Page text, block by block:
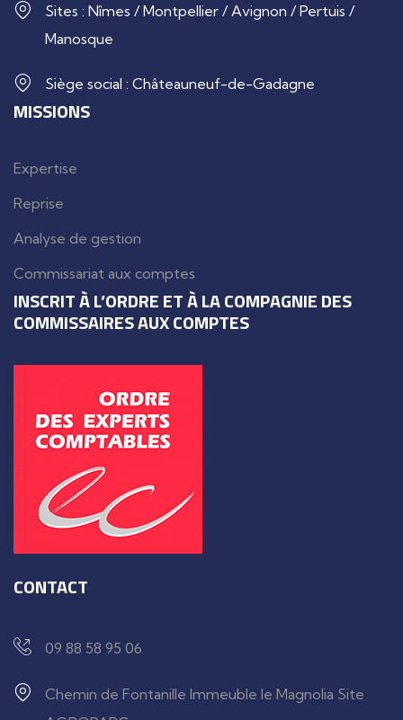
Sites : Nîmes / Montpellier / Avignon / Pertuis /
Manosque
Siège social : Châteauneuf-de-Gadagne
MISSIONS
Expertise
Reprise
Analyse de gestion
Commissariat aux comptes
INSCRIT À L’ORDRE ET À LA COMPAGNIE DES
COMMISSAIRES AUX COMPTES
CONTACT
09 88 58 95 06
Chemin de Fontanille Immeuble le Magnolia Site